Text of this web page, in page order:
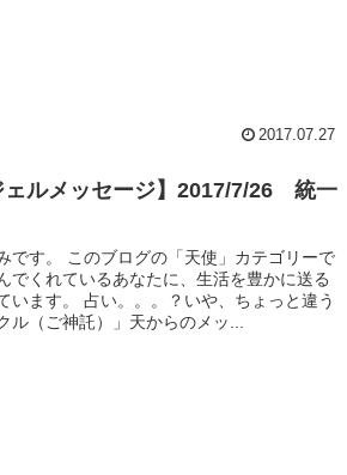
2017.07.27
ェルメッセージ】2017/7/26 統一
です。 このブログの「天使」カテゴリーで
でくれているあなたに、生活を豊かに送る
います。 占い。。。？いや、ちょっと違う
ル（ご神託）」天からのメッ...